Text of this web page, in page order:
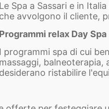
Le Spa a Sassari e in
che avvolgono il cliente,
Programmi relax Day Spa
I programmi spa di cui
massaggi, balneoterapia,
desiderano ristabilire